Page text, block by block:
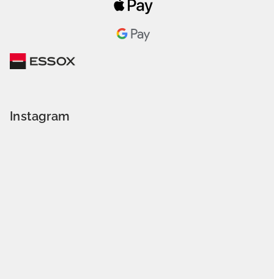
Instagram